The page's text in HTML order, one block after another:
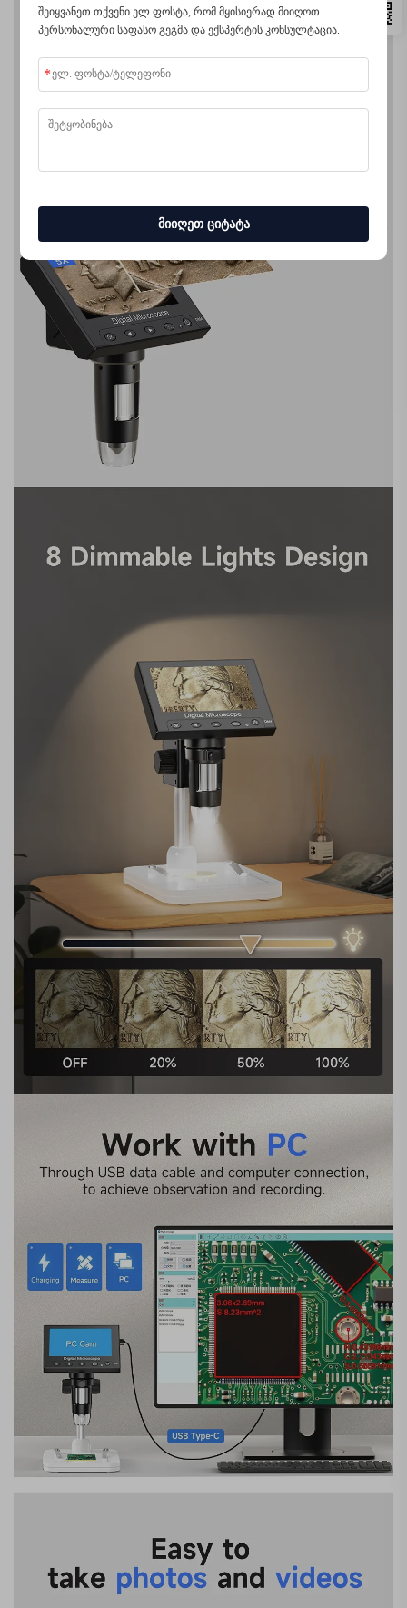
შეიყვანეთ თქვენი ელ.ფოსტა, რომ მყისიერად მიიღოთ
პერსონალური საფასო გეგმა და ექსპერტის კონსულტაცია.
მიიღეთ ციტატა